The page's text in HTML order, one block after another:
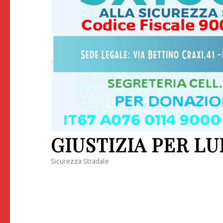
GIUSTIZIA PER
Sicurezza Stradale